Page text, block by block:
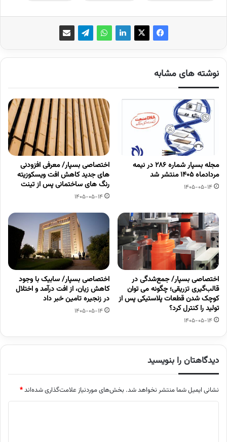
نوشته های مشابه
مجله بسپار شماره 286 در نیمه
مردادماه 1405 منتشر شد
1405-05-14
اختصاصی بسپار/ معرفی افزودنی
های جدید کاهش افت ویسکوزیته
رنگ های ساختمانی پس از تینت
1405-05-14
اختصاصی بسپار/ جمع‌شدگی در
قالب‌گیری تزریقی؛ چگونه می توان
کوچک شدن قطعات پلاستیکی پس از
تولید را کنترل کرد؟
1405-05-14
اختصاصی بسپار/ سابیک با وجود
کاهش زیان، از افت درآمد و اختلال
در زنجیره تامین خبر داد
1405-05-14
دیدگاهتان را بنویسید
نشانی ایمیل شما منتشر نخواهد شد. بخش‌های موردنیاز علامت‌گذاری شده‌اند*